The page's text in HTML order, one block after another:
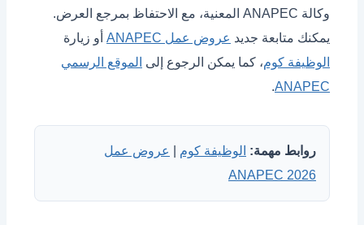
وكالة ANAPEC المعنية، مع الاحتفاظ بمرجع العرض.
يمكنك متابعة جديد عروض عمل ANAPEC
أو زيارة
الوظيفة كوم، كما يمكن الرجوع إلى الموقع الرسمي
ANAPEC
.
روابط مهمة: الوظيفة كوم
عروض عمل
ANAPEC 2026